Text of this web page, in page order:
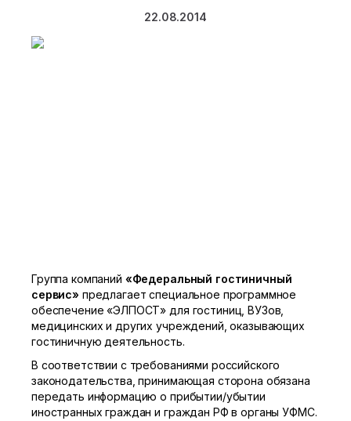
22.08.2014
Группа компаний «Федеральный гостиничный
сервис» предлагает специальное программное
обеспечение «ЭЛПОСТ» для гостиниц, ВУЗов,
медицинских и других учреждений, оказывающих
гостиничную деятельность.
В соответствии с требованиями российского
законодательства, принимающая сторона обязана
передать информацию о прибытии/убытии
иностранных граждан и граждан РФ в органы УФМС.